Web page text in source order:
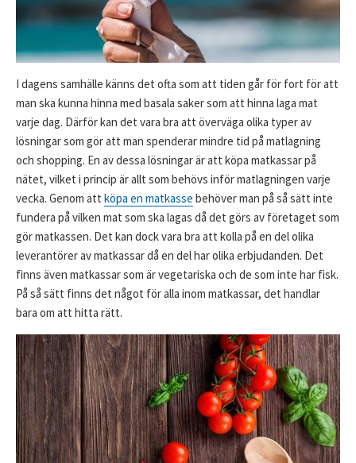
I dagens samhälle känns det ofta som att tiden går för fort för att
man ska kunna hinna med basala saker som att hinna laga mat
varje dag. Därför kan det vara bra att överväga olika typer av
lösningar som gör att man spenderar mindre tid på matlagning
och shopping. En av dessa lösningar är att köpa matkassar på
nätet, vilket i princip är allt som behövs inför matlagningen varje
vecka. Genom att köpa en matkasse behöver man på så sätt inte
fundera på vilken mat som ska lagas då det görs av företaget som
gör matkassen. Det kan dock vara bra att kolla på en del olika
leverantörer av matkassar då en del har olika erbjudanden. Det
finns även matkassar som är vegetariska och de som inte har fisk.
På så sätt finns det något för alla inom matkassar, det handlar
bara om att hitta rätt.